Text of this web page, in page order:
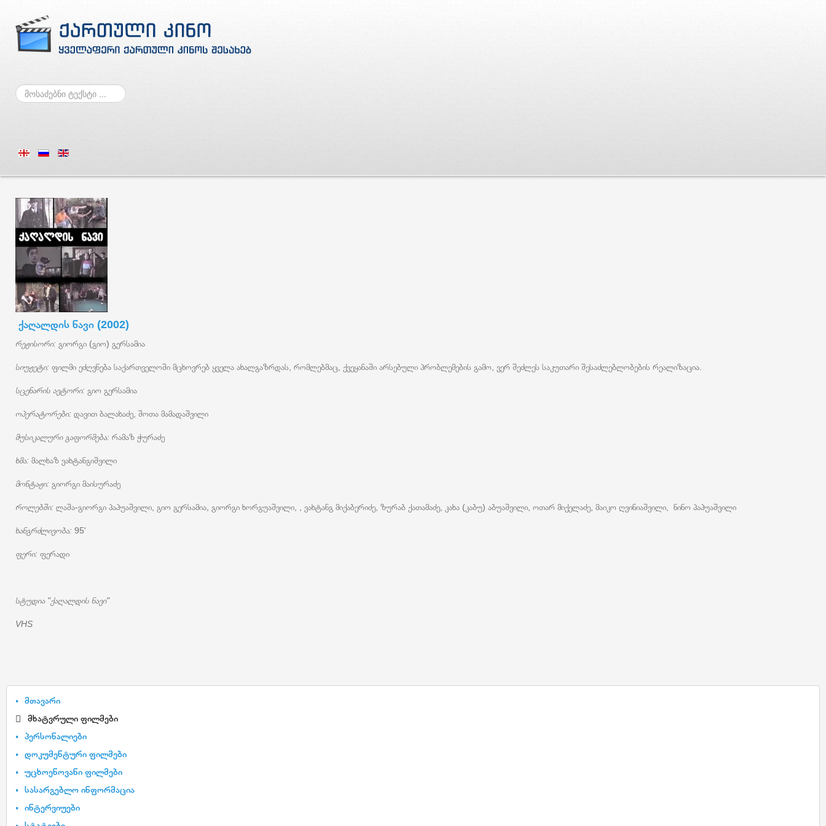
ძებნა
ქაღალდის ნავი (2002)
რეჟისორი: გიორგი (გიო) გერსამია
სიუჟეტი: ფილმი ეძღვნება საქართველოში მცხოვრებ ყველა ახალგაზრდას, რომლებმაც, ქვეყანაში არსებული პრობლემების გამო, ვერ შეძლეს საკუთარი შესაძლებლობების რეალიზაცია.
სცენარის ავტორი: გიო გერსამია
ოპერატორები: დავით ბალახაძე, შოთა მამადაშვილი
მუსიკალური გაფორმება: რამაზ ჭურაძე
ხმა: მალხაზ ვახტანგიშვილი
მონტაჟი: გიორგი მაისურაძე
როლებში: ლაშა-გიორგი პაპუაშვილი, გიო გერსამია, გიორგი ხორგუაშვილი, , ვახტანგ მიქაბერიძე, ზურაბ ქათამაძე, კახა (კაბუ) აბუაშვილი, ოთარ მიქელაძე, მაიკო ღვინიაშვილი, ნინო პაპუაშვილი
ხანგრძლივობა: 95'
ფერი: ფერადი
სტუდია "ქაღალდის ნავი"
VHS
მთავარი
მხატვრული ფილმები
პერსონალიები
დოკუმენტური ფილმები
უცხოენოვანი ფილმები
სასარგებლო ინფორმაცია
ინტერვიუები